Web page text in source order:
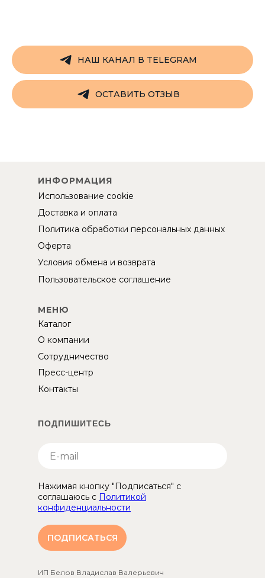
НАШ КАНАЛ В TELEGRAM
ОСТАВИТЬ ОТЗЫВ
МЕНЮ
Нажимая кнопку "Подписаться" с
соглашаюсь с Политикой
конфиденциальности
ПОДПИСАТЬСЯ
ПОДПИШИТЕСЬ
ИП Белов Владислав Валерьевич
ИНФОРМАЦИЯ
Доставка и оплата
Использование cookie
Каталог
О компании
Сотрудничество
Пресс-центр
Контакты
Политика обработки персональных данных
Оферта
Условия обмена и возврата
Пользовательское соглашение